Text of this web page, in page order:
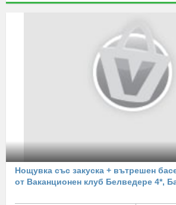
Нощувка със закуска + вътрешен
от Ваканционен клуб Белведере 4*,